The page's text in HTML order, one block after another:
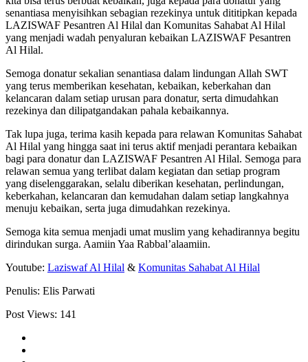
senantiasa menyisihkan sebagian rezekinya untuk dititipkan kepada
LAZISWAF Pesantren Al Hilal dan Komunitas Sahabat Al Hilal
yang menjadi wadah penyaluran kebaikan LAZISWAF Pesantren
Al Hilal.
Semoga donatur sekalian senantiasa dalam lindungan Allah SWT
yang terus memberikan kesehatan, kebaikan, keberkahan dan
kelancaran dalam setiap urusan para donatur, serta dimudahkan
rezekinya dan dilipatgandakan pahala kebaikannya.
Tak lupa juga, terima kasih kepada para relawan Komunitas Sahabat
Al Hilal yang hingga saat ini terus aktif menjadi perantara kebaikan
bagi para donatur dan LAZISWAF Pesantren Al Hilal. Semoga para
relawan semua yang terlibat dalam kegiatan dan setiap program
yang diselenggarakan, selalu diberikan kesehatan, perlindungan,
keberkahan, kelancaran dan kemudahan dalam setiap langkahnya
menuju kebaikan, serta juga dimudahkan rezekinya.
Semoga kita semua menjadi umat muslim yang kehadirannya begitu
dirindukan surga. Aamiin Yaa Rabbal’alaamiin.
Youtube: Laziswaf Al Hilal & Komunitas Sahabat Al Hilal
Penulis: Elis Parwati
Post Views: 141